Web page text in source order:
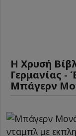
Η Χρυσή
Γερμανίας -
Μπάγερν